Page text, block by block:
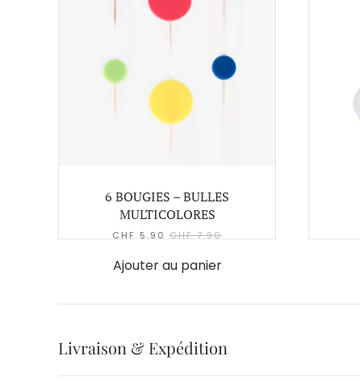
6 BOUGIES – BULLES
MULTICOLORES
CHF 5.90 CHF7.90
Ajouter au panier
Livraison & Expédition